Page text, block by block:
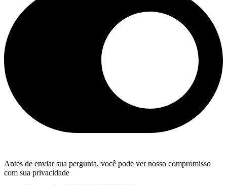
Antes de enviar sua pergunta, você pode ver nosso compromisso
com sua privacidade